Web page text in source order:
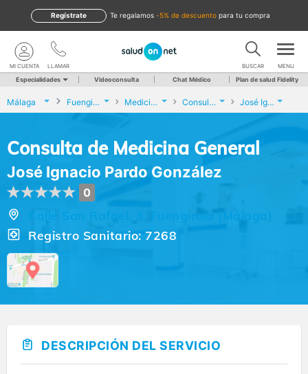
te regalamos -5% de descuento para tu compra
Regístrate
LLAMAR
MI CUENTA BUSCAR MENU
Especialidades Videoconsulta Chat Médico Plan de salud Fidelity
Málaga Fuengirola Medicina General Consulta de Medicina General José Ignacio Pardo González
Consulta de Medicina General
José Ignacio Pardo González
0
Calle San Rafael, 3, Fuengirola (Málaga)
Registro Sanitario: 7268
DESCRIPCIÓN DEL SERVICIO